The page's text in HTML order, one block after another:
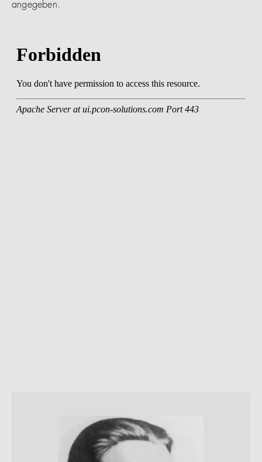
angegeben.